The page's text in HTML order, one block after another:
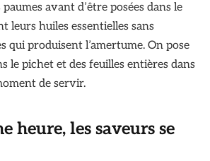
avant d’être posées dans le
leurs huiles essentielles sans
qui produisent l’amertume. On pose
le pichet et des feuilles entières dans
de servir.
heure, les saveurs se